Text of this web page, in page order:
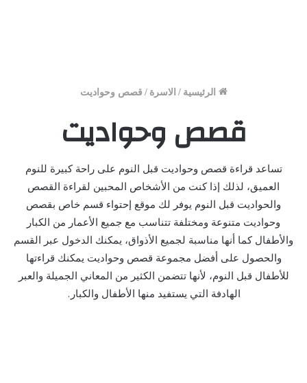
الرئيسية / الاسرة / قصص وحواديت
قصص وحواديت
تساعد قراءة قصص وحواديت قبل النوم على راحة كبيرة للنوم
العميق، لذلك إذا كنت من الأشخاص المحبين لقراءة القصص
والحواديت قبل النوم يوفر لك موقع إحتواء قسم خاص بقصص
وحواديت متنوعة ومختلفة تتناسب مع جميع الأعمار من الكبار
والأطفال كما أنها مناسبة لجميع الأذواق، يمكنك الدخول عبر القسم
والحصول على أفضل مجموعة قصص وحواديت يمكنك قراءتها
للأطفال قبل النوم، لأنها تتضمن الكثير من المعاني الجميلة والعبر
الهادفة التي يستفيد منها الأطفال والكبار.